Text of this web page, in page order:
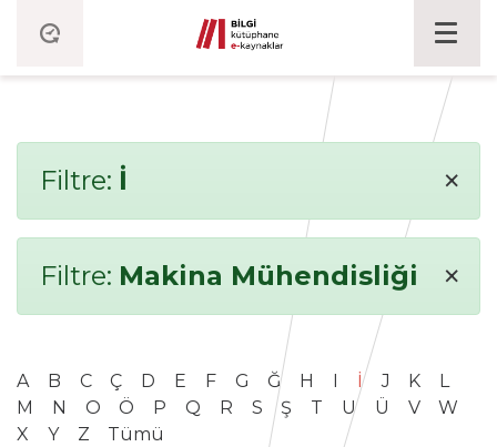
Filtre: İ ×
Filtre: Makina Mühendisliği ×
A B C Ç D E F G Ğ H I İ J K
L
M
N O Ö P Q R S Ş T U Ü V
W
X
Y Z Tümü